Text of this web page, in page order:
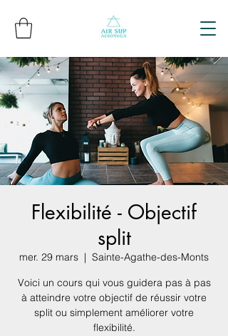
Flexibilité - Objectif
split
mer. 29 mars
  |
Sainte-Agathe-des-Monts
Voici un cours qui vous guidera pas à pas
à atteindre votre objectif de réussir votre
split ou simplement améliorer votre
flexibilité.